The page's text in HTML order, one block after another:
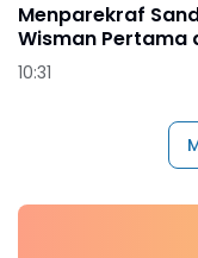
Menparekraf
Wisman Pertama
10:31